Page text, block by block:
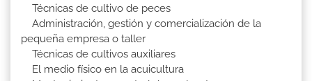
Técnicas de cultivo de peces
Administración, gestión y comercialización de la
pequeña empresa o taller
Técnicas de cultivos auxiliares
El medio físico en la acuicultura